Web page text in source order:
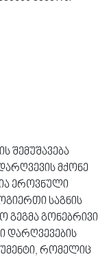
შემუშავება
მქონე
ეროვნული
საგნის
გეგმა გონებრივი
დარღვევების
რომელიც